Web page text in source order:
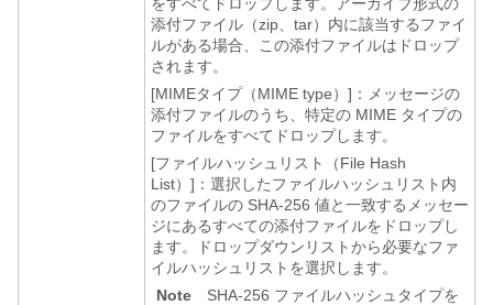
添付ファイル（zip、tar）内に該当するファイ
ルがある場合、この添付ファイルはドロップ
されます。
[MIMEタイプ（MIME type）]：
メッセージの
添付ファイルのうち、特定の MIME タイプの
ファイルをすべてドロップします。
[ファイルハッシュリスト（File Hash
List）]： 選択したファイルハッシュリスト内
のファイルの SHA-256 値と一致するメッセー
ジにあるすべての添付ファイルをドロップし
ます。ドロップダウンリストから必要なファ
イルハッシュリストを選択します。
Note
SHA-256 ファイルハッシュタイプを